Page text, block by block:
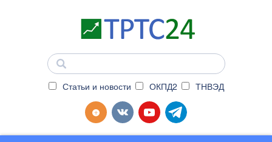
Статьи и новости ОКПД2 ТНВЭД